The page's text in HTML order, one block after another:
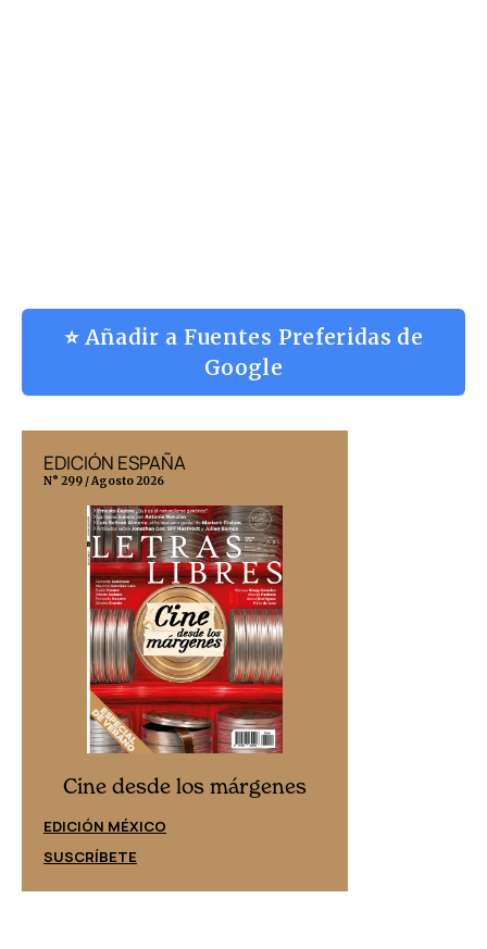
⭐ Añadir a Fuentes Preferidas de
Google
EDICIÓN ESPAÑA
N° 299 / Agosto 2026
Cine desde los márgenes
EDICIÓN MÉXICO
SUSCRÍBETE